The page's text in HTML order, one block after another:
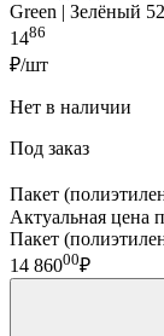
Green | Зелёный
1486
₽/шт
Нет в наличии
Под заказ
Пакет
Актуальная цена
Пакет
14 86000₽